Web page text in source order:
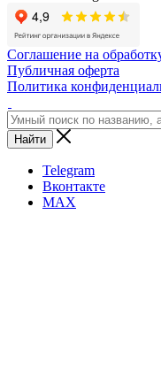
Соглашение на
Публичная оферта
Политика
Найти
Telegram
Вконтакте
MAX